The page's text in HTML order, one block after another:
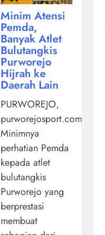
Minim Atensi
Pemda,
Banyak Atlet
Bulutangkis
Purworejo
Hijrah ke
Daerah Lain
PURWOREJO,
purworejosport.com,
Minimnya
perhatian Pemda
kepada atlet
bulutangkis
Purworejo yang
berprestasi
membuat